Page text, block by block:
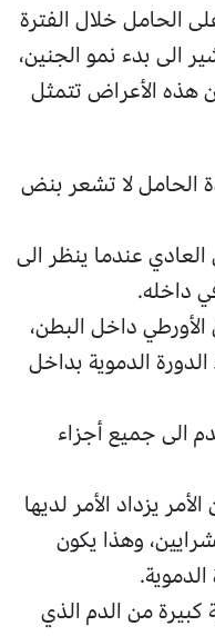
الحامل خلال الفترة
الى بدء نمو الجنين،
هذه الأعراض تتمثل
الحامل لا تشعر بنض
عندما ينظر الى
داخله.
داخل البطن،
الدموية بداخل
الى جميع أجزاء
يزداد الأمر لديها
وهذا يكون
من الدم الذي